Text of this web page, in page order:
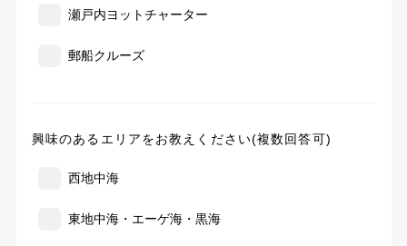
瀬戸内ヨットチャーター
郵船クルーズ
興味のあるエリアをお教えください(複数回答可)
西地中海
東地中海・エーゲ海・黒海